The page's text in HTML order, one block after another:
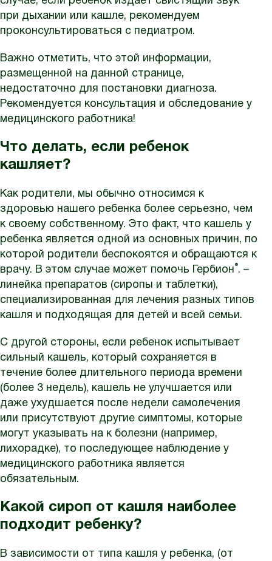
при дыхании или кашле, рекомендуем
проконсультироваться с педиатром.
Важно отметить, что этой информации,
размещенной на данной странице,
недостаточно для постановки диагноза.
Рекомендуется консультация и обследование у
медицинского работника!
Что делать, если ребенок
кашляет?
Как родители, мы обычно относимся к
здоровью нашего ребенка более серьезно, чем
к своему собственному. Это факт, что кашель у
ребенка является одной из основных причин, по
которой родители беспокоятся и обращаются к
врачу. В этом случае может помочь Гербион®. –
линейка препаратов (сиропы и таблетки),
специализированная для лечения разных типов
кашля и подходящая для детей и всей семьи.
С другой стороны, если ребенок испытывает
сильный кашель, который сохраняется в
течение более длительного периода времени
(более 3 недель), кашель не улучшается или
даже ухудшается после недели самолечения
или присутствуют другие симптомы, которые
могут указывать на к болезни (например,
лихорадке), то последующее наблюдение у
медицинского работника является
обязательным.
Какой сироп от кашля наиболее
подходит ребенку?
В зависимости от типа кашля у ребенка, (от